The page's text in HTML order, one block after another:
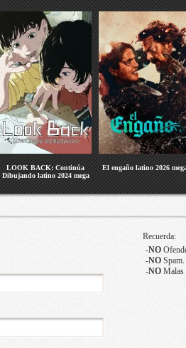
LOOK BACK: Continúa
Dibujando latino 2024 mega
El engaño latino 2026
Recuerda:
-NO
-NOSpam.
-NOMalas